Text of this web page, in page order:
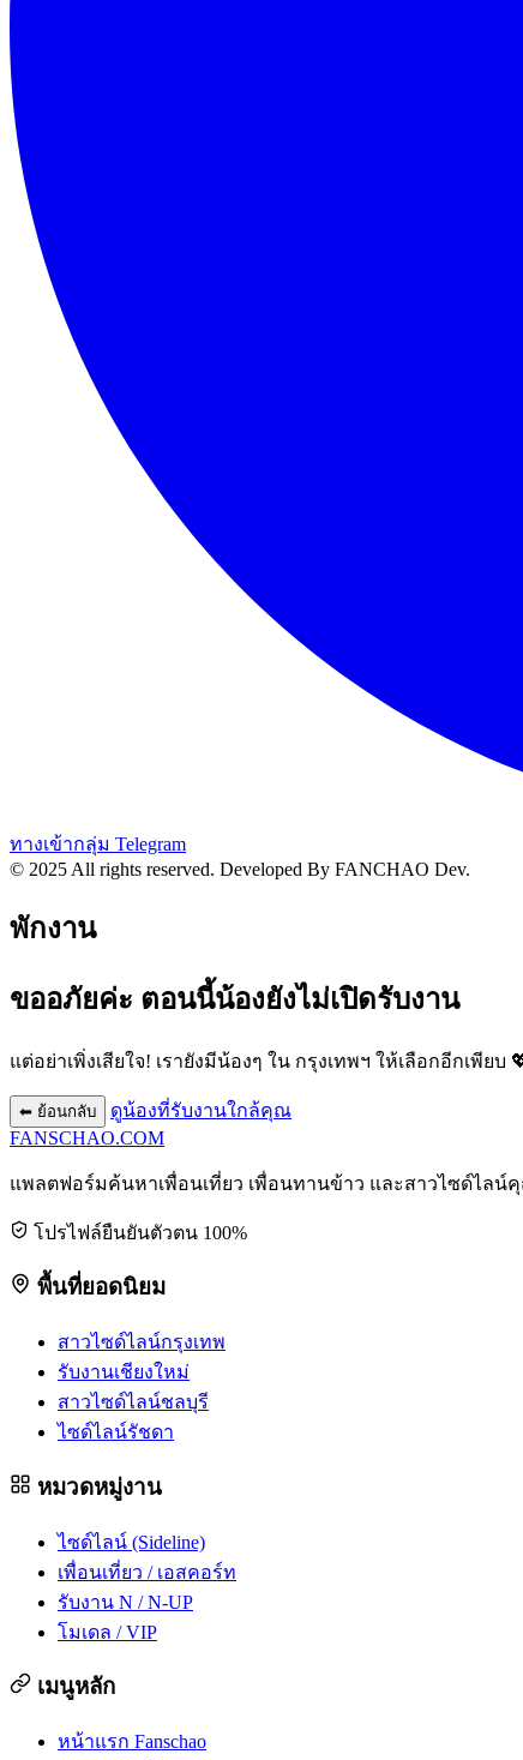
ทางเข้ากลุ่ม Telegram
© 2025 All rights reserved. Developed By FANCHAO Dev.
พักงาน
ขออภัยค่ะ ตอนนี้น้องยังไม่เปิดรับงาน
แต่อย่าเพิ่งเสียใจ! เรายังมีน้องๆ ใน กรุงเทพฯ ให้เลือกอีกเพียบ
⬅ ย้อนกลับ
ดูน้องที่รับงานใกล้คุณ
FANSCHAO.COM
แพลตฟอร์มค้นหาเพื่อนเที่ยว เพื่อนทานข้าว และสาวไซด์ไล
โปรไฟล์ยืนยันตัวตน 100%
พื้นที่ยอดนิยม
สาวไซด์ไลน์กรุงเทพ
รับงานเชียงใหม่
สาวไซด์ไลน์ชลบุรี
ไซด์ไลน์รัชดา
หมวดหมู่งาน
ไซด์ไลน์ (Sideline)
เพื่อนเที่ยว / เอสคอร์ท
รับงาน N / N-UP
โมเดล / VIP
เมนูหลัก
หน้าแรก Fanschao